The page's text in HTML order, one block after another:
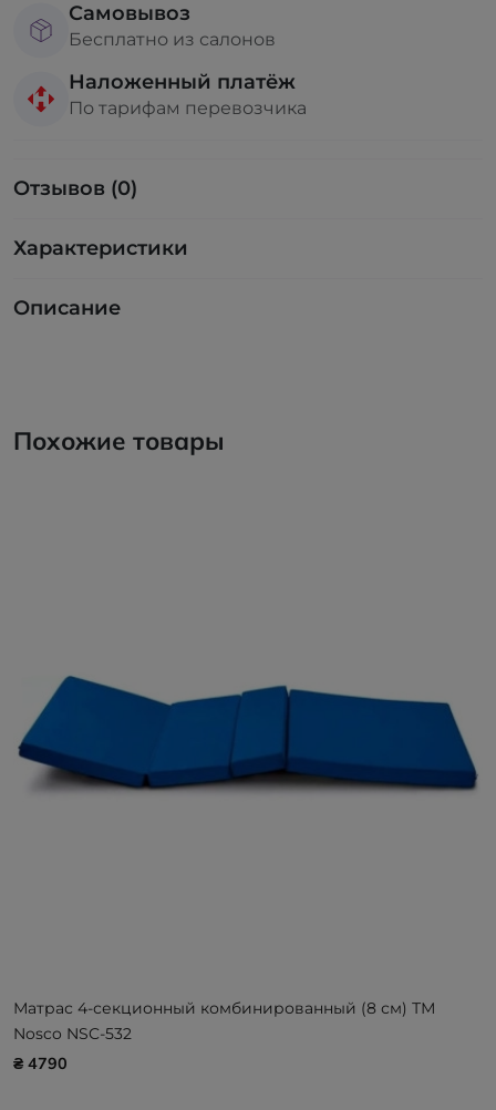
Самовывоз
Бесплатно из салонов
Наложенный платёж
По тарифам перевозчика
Отзывов (0)
Характеристики
Описание
Похожие товары
Матрас 4-секционный комбинированный (8 см) ТМ
Nosco NSC-532
₴ 4790